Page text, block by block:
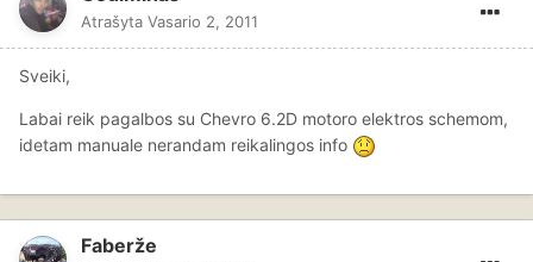
Atrašyta Vasario 2, 2011
Sveiki,
Labai reik pagalbos su Chevro 6.2D motoro elektros schemom,
idetam manuale nerandam reikalingos info
Faberže